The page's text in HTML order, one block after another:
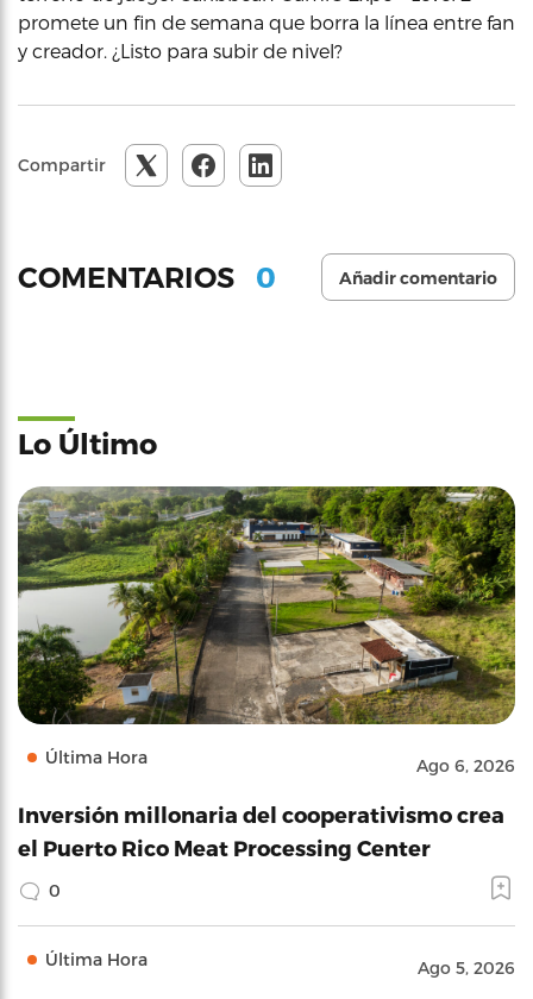
promete un fin de semana que borra la línea entre fan
y creador. ¿Listo para subir de nivel?
Compartir
COMENTARIOS 0 Añadir comentario
Lo Último
Última Hora Ago 6, 2026
Inversión millonaria del cooperativismo crea
el Puerto Rico Meat Processing Center
0
Última Hora Ago 5, 2026